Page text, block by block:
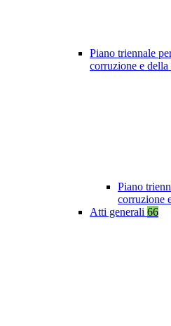
Piano triennale
corruzione e della
Piano
corruzione
Atti generali 66